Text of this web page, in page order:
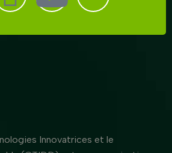
Innovatrices et le